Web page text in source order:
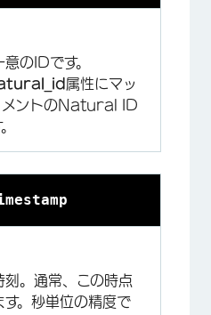
のIDです。
属性にマッ
メントのNatural ID
。通常、この時点
。秒単位の精度で